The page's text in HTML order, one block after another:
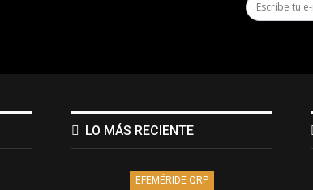
LO MÁS RECIENTE
EFEMÉRIDE QRP